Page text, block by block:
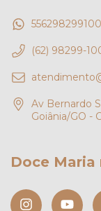
(62) 98299-
Av Bernardo
Goiânia/GO -
Doce Maria